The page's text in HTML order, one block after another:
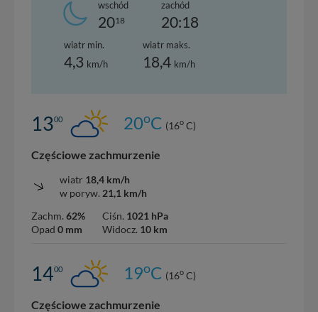
wschód
2018
zachód
20:18
wiatr min.
4,3 km/h
wiatr maks.
18,4 km/h
1300 20oC (16o C)
Częściowe zachmurzenie
wiatr 18,4 km/h
w poryw. 21,1 km/h
Zachm. 62%
Opad 0 mm
Ciśn. 1021 hPa
Widocz. 10 km
1400 19oC (16o C)
Częściowe zachmurzenie